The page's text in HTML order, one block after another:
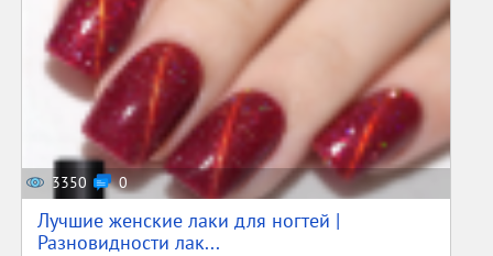
3350 0
Лучшие женские лаки для ногтей |
Разновидности лак...